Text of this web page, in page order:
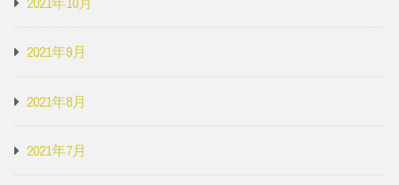
2021年9月
2021年8月
2021年7月